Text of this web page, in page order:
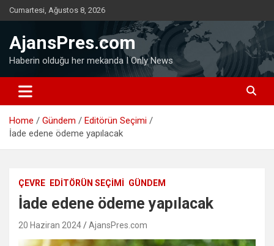
Skip
to
Cumartesi, Ağustos 8, 2026
AjansPres.com
Haberin olduğu her mekanda I Only News
Home Gündem
Editörün Seçimi
İade edene ödeme yapılacak
ÇEVRE EDITÖRÜN SEÇIMI GÜNDEM
İade edene ödeme yapılacak
20 Haziran 2024 AjansPres.com